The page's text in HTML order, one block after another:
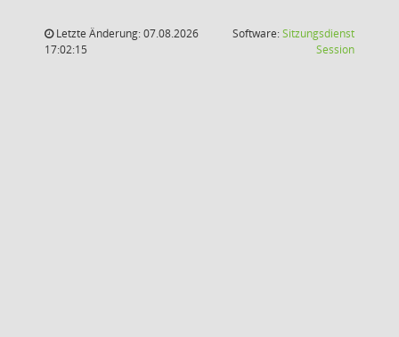
Letzte Änderung: 07.08.2026
17:02:15
Software:Sitzungsdienst
Session(Wird in